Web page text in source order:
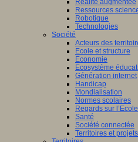
Réalité augmentée
Ressources
Robotique
Technologies
Société
Acteurs des
Ecole et structure
Economie
Ecosystème
Génération internet
Handicap
Mondialisation
Normes scolaires
Regards sur l’Ecole
Santé
Société connectée
Territoires et projets